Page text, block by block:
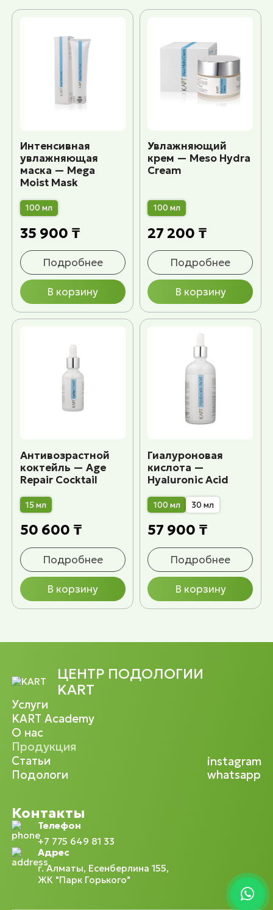
Интенсивная
увлажняющая
маска — Mega
Moist Mask
100 мл
35 900 ₸
Подробнее
В корзину
Увлажняющий
крем — Meso Hydra
Cream
100 мл
27 200 ₸
Подробнее
В корзину
Антивозрастной
коктейль — Age
Repair Cocktail
15 мл
50 600 ₸
Подробнее
В корзину
Гиалуроновая
кислота —
Hyaluronic Acid
100 мл 30 мл
57 900 ₸
Подробнее
В корзину
ЦЕНТР ПОДОЛОГИИ
KART
Услуги
KART Academy
О нас
Продукция
Статьи
Подологи
instagram
whatsapp
Контакты
Телефон
+7 775 649 81 33
Адрес
г. Алматы, Есенберлина 155,
ЖК "Парк Горького"